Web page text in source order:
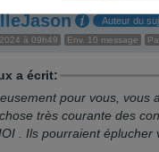
Auteur du
à 09h49 Env. 10 message
a écrit:
pour vous, vous
très courante des
. Ils pourraient